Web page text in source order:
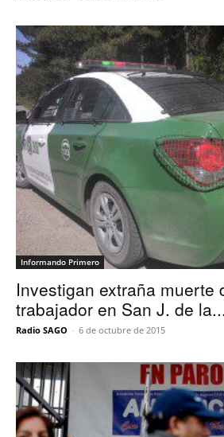
Informando Primero
Investigan extraña muerte
trabajador en San J. de la...
Radio SAGO - 6 de octubre de 2015